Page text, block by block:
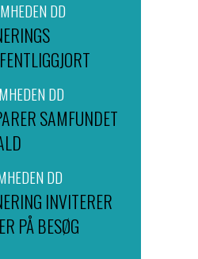
DD
DD
SAMFUNDET
DD
INVITERER
PÅ BESØG